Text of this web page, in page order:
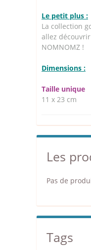
Le petit plus :
La collection
allez
NOMNOMZ !
Dimensions :
Taille unique
11 x 23 cm
Les
Pas de
Tags